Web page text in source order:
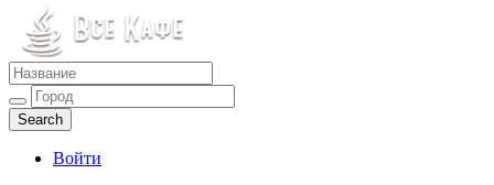
Все кафе города
Каталог хороших кафе
Войти